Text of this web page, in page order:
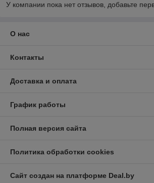
У компании пока нет отзывов, добавьте
О нас
Контакты
Доставка и оплата
График работы
Полная версия сайта
Политика обработки cookies
Сайт создан на платформе Deal.by